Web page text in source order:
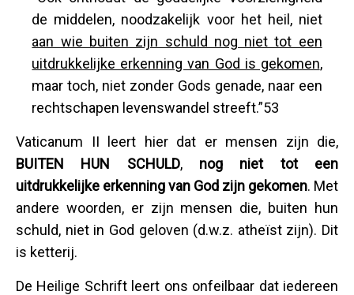
de middelen, noodzakelijk voor het heil, niet
aan wie buiten zijn schuld nog niet tot een
uitdrukkelijke erkenning van God is gekomen,
maar toch, niet zonder Gods genade, naar een
rechtschapen levenswandel streeft.”53
Vaticanum II leert hier dat er mensen zijn die,
BUITEN HUN SCHULD, nog niet tot een
uitdrukkelijke erkenning van God zijn gekomen. Met
andere woorden, er zijn mensen die, buiten hun
schuld, niet in God geloven (d.w.z. atheïst zijn). Dit
is ketterij.
De Heilige Schrift leert ons onfeilbaar dat iedereen